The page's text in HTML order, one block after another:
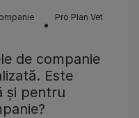
Pro Plan Vet
de companie
Este
şi pentru